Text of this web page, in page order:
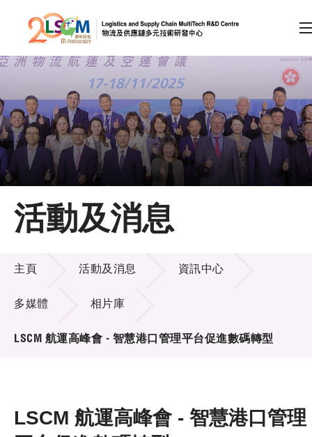
跳到內容（按回車鍵）
會員登入
A A EN 繁 简
主頁
關於LSCM
技術商品化
項目及資助計劃
新聞中心
活動及消息
活動及消息
主頁 活動及消息 資訊中心
多媒體 相片庫
LSCM 航運高峰會 - 智慧港口管理平台促進數碼轉型
LSCM 航運高峰會 - 智慧港口管理